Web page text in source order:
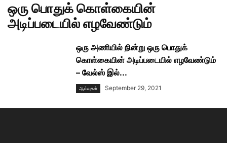
ஒரு பொதுக் கொள்கையின்
அடிப்படையில் எழவேண்டும்
ஒரு அணியில் நின்று ஒரு பொதுக்
கொள்கையின் அடிப்படையில் எழவேண்டும்
– வேல்ஸ் இல்...
ஆய்வுகள் September 29, 2021